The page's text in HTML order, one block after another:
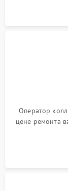
Оператор
цене ремонта